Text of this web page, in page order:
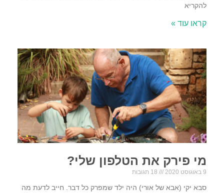
להקריא
קראו עוד »
מי פירק את הטלפון שלי?
9 באוגוסט 2020
סבא יקי (אבא של אורי) היה ילד שמפרק כל דבר. חייב לדעת מה